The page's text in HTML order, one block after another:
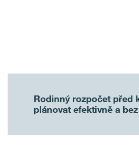
Rodinný rozpočet před
plánovat efektivně a